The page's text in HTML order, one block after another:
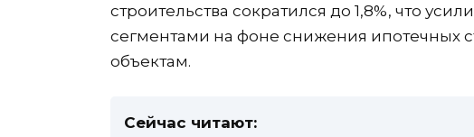
строительства сократился до 1,8%, что
сегментами на фоне снижения ипотечных
объектам.
Сейчас читают: